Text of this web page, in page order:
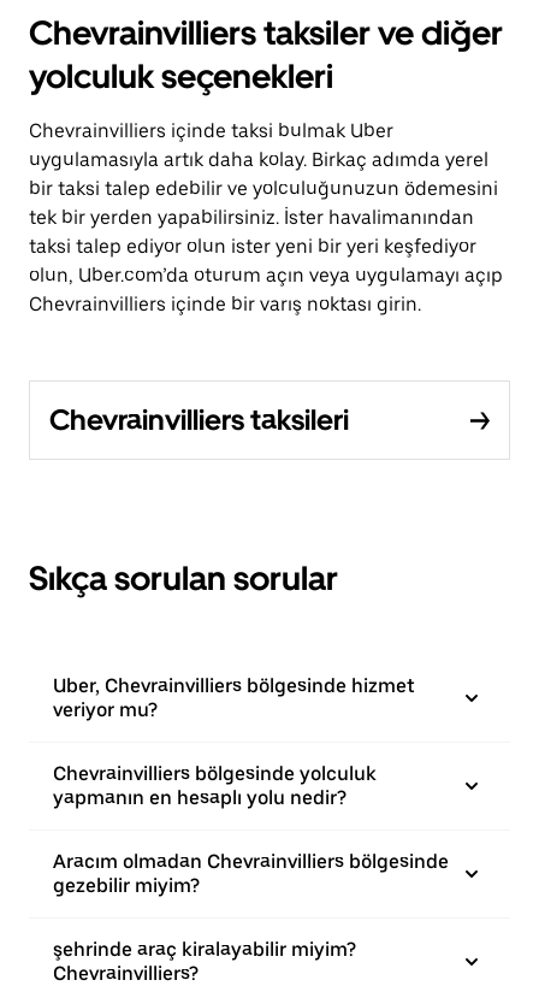
Chevrainvilliers taksiler ve diğer
yolculuk seçenekleri
Chevrainvilliers içinde taksi bulmak Uber
uygulamasıyla artık daha kolay. Birkaç adımda yerel
bir taksi talep edebilir ve yolculuğunuzun ödemesini
tek bir yerden yapabilirsiniz. İster havalimanından
taksi talep ediyor olun ister yeni bir yeri keşfediyor
olun, Uber.com’da oturum açın veya uygulamayı açıp
Chevrainvilliers içinde bir varış noktası girin.
Chevrainvilliers taksileri
Sıkça sorulan sorular
Uber, Chevrainvilliers bölgesinde hizmet
veriyor mu?
Chevrainvilliers bölgesinde yolculuk
yapmanın en hesaplı yolu nedir?
Aracım olmadan Chevrainvilliers bölgesinde
gezebilir miyim?
şehrinde araç kiralayabilir miyim?
Chevrainvilliers?